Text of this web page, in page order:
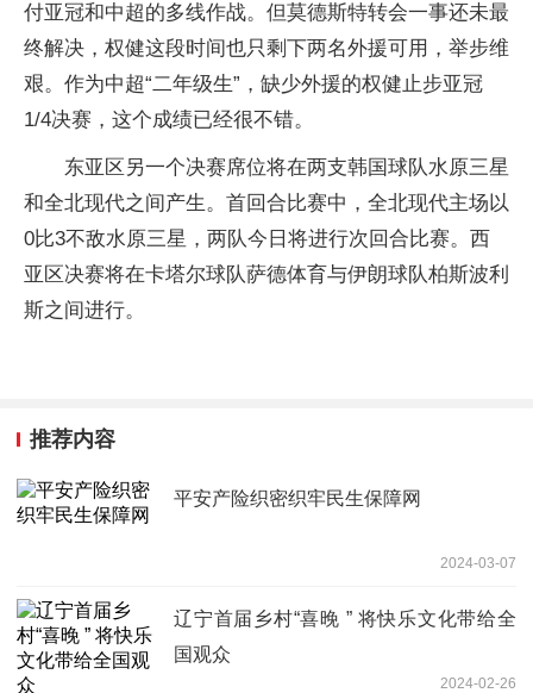
付亚冠和中超的多线作战。但莫德斯特转会一事还未最
终解决，权健这段时间也只剩下两名外援可用，举步维
艰。作为中超“二年级生”，缺少外援的权健止步亚冠
1/4决赛，这个成绩已经很不错。
东亚区另一个决赛席位将在两支韩国球队水原三星
和全北现代之间产生。首回合比赛中，全北现代主场以
0比3不敌水原三星，两队今日将进行次回合比赛。西
亚区决赛将在卡塔尔球队萨德体育与伊朗球队柏斯波利
斯之间进行。
推荐内容
平安产险织密织牢民生保障网
2024-03-07
辽宁首届乡村“喜晚 ” 将快乐文化带给全
国观众
2024-02-26